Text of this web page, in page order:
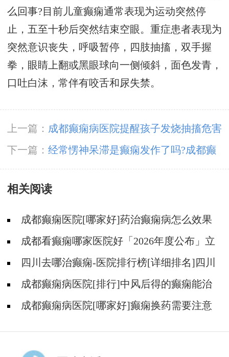
么回事?目前儿童癫痫通常表现为运动突然停
止，五至十秒后突然结束空眼。重症患者表现为
突然意识丧失，呼吸暂停，四肢抽搐，双手握
拳，眼睛上翻或黑眼球向一侧倾斜，面色发青，
口吐白沫，常伴有咬舌和尿失禁。
上一篇： 成都癫痫病医院提醒孩子发烧抽搐危害
大
下一篇： 经常愣神呆滞是癫痫发作了吗?成都癫
痫病医院医生回答
相关阅读
成都癫痫医院[哪家好]药治癫痫病怎么效果
好?成都看癫痫哪家医院好「2026年度公布」立
冬后癫痫病人应多注意什么?
四川去哪治癫痫-医院排行榜[详细排名]四川
哪儿能有效治疗癫痫?
成都癫痫病医院[排行]中风后得的癫痫能治
吗
成都癫痫病医院[哪家好]癫痫换药需要注意